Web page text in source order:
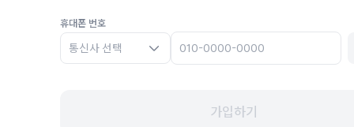
휴대폰 번호
통신사 선택
가입하기